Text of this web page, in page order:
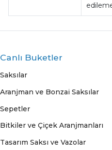
Canlı Buketler
Saksılar
Aranjman ve Bonzai Saksılar
Sepetler
Bitkiler ve Çiçek Aranjmanları
Tasarım Saksı ve Vazolar